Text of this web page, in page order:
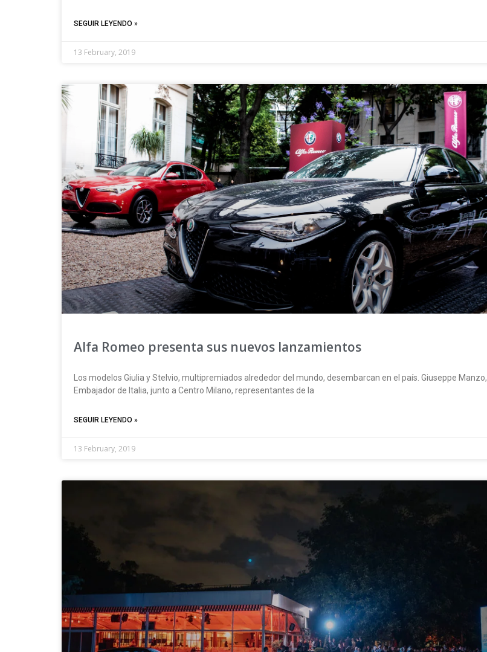
SEGUIR LEYENDO »
13 February, 2019
Alfa Romeo presenta sus nuevos lanzamientos
Los modelos Giulia y Stelvio, multipremiados alrededor del mundo, desembarcan en el país. Giuseppe Manzo,
Embajador de Italia, junto a Centro Milano, representantes de la
SEGUIR LEYENDO »
13 February, 2019